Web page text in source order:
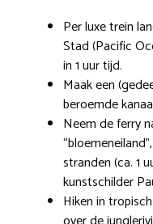
Per luxe trein
Stad (Pacific
in 1 uur tijd.
Maak een
beroemde
Neem de ferry
stranden (ca. 1
kunstschilder
Hiken in